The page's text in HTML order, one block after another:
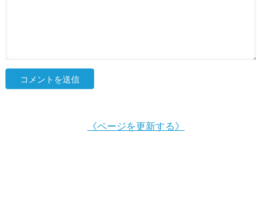
《ページを更新する》